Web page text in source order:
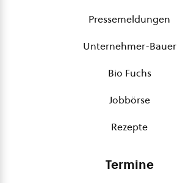
Pressemeldungen
Unternehmer-Bauer
Bio Fuchs
Jobbörse
Rezepte
Termine